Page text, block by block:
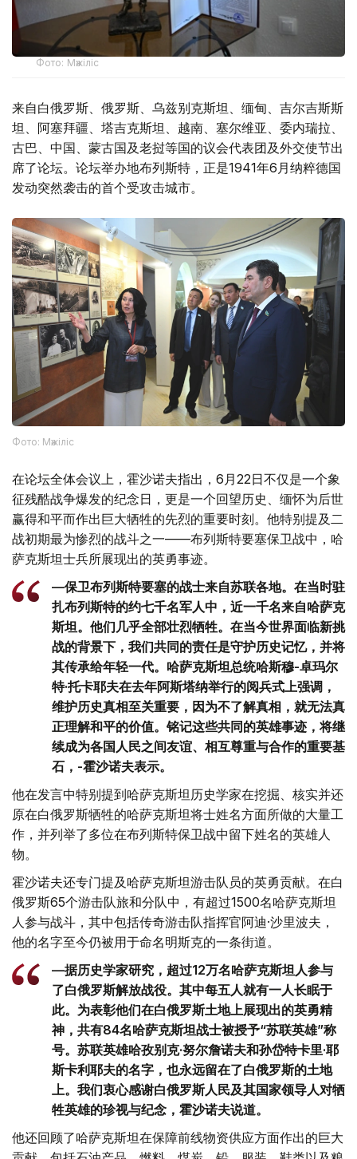
Фото: Мәжіліс
来自白俄罗斯、俄罗斯、乌兹别克斯坦、缅甸、吉尔吉斯斯
坦、阿塞拜疆、塔吉克斯坦、越南、塞尔维亚、委内瑞拉、
古巴、中国、蒙古国及老挝等国的议会代表团及外交使节出
席了论坛。论坛举办地布列斯特，正是1941年6月纳粹德国
发动突然袭击的首个受攻击城市。
Фото: Мәжіліс
在论坛全体会议上，霍沙诺夫指出，6月22日不仅是一个象
征残酷战争爆发的纪念日，更是一个回望历史、缅怀为后世
赢得和平而作出巨大牺牲的先烈的重要时刻。他特别提及二
战初期最为惨烈的战斗之一——布列斯特要塞保卫战中，哈
萨克斯坦士兵所展现出的英勇事迹。
—保卫布列斯特要塞的战士来自苏联各地。在当时驻
扎布列斯特的约七千名军人中，近一千名来自哈萨克
斯坦。他们几乎全部壮烈牺牲。在当今世界面临新挑
战的背景下，我们共同的责任是守护历史记忆，并将
其传承给年轻一代。哈萨克斯坦总统哈斯穆-卓玛尔
特·托卡耶夫在去年阿斯塔纳举行的阅兵式上强调，
维护历史真相至关重要，因为不了解真相，就无法真
正理解和平的价值。铭记这些共同的英雄事迹，将继
续成为各国人民之间友谊、相互尊重与合作的重要基
石，-霍沙诺夫表示。
他在发言中特别提到哈萨克斯坦历史学家在挖掘、核实并还
原在白俄罗斯牺牲的哈萨克斯坦将士姓名方面所做的大量工
作，并列举了多位在布列斯特保卫战中留下姓名的英雄人
物。
霍沙诺夫还专门提及哈萨克斯坦游击队员的英勇贡献。在白
俄罗斯65个游击队旅和分队中，有超过1500名哈萨克斯坦
人参与战斗，其中包括传奇游击队指挥官阿迪·沙里波夫，
他的名字至今仍被用于命名明斯克的一条街道。
—据历史学家研究，超过12万名哈萨克斯坦人参与
了白俄罗斯解放战役。其中每五人就有一人长眠于
此。为表彰他们在白俄罗斯土地上展现出的英勇精
神，共有84名哈萨克斯坦战士被授予“苏联英雄”称
号。苏联英雄哈孜别克·努尔詹诺夫和孙岱特卡里·耶
斯卡利耶夫的名字，也永远留在了白俄罗斯的土地
上。我们衷心感谢白俄罗斯人民及其国家领导人对牺
牲英雄的珍视与纪念，霍沙诺夫说道。
他还回顾了哈萨克斯坦在保障前线物资供应方面作出的巨大